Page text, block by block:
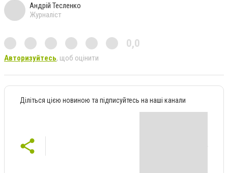
Андрій Тесленко
Журналіст
0,0
Авторизуйтесь, щоб оцінити
Діліться цією новиною та підписуйтесь на наші канали